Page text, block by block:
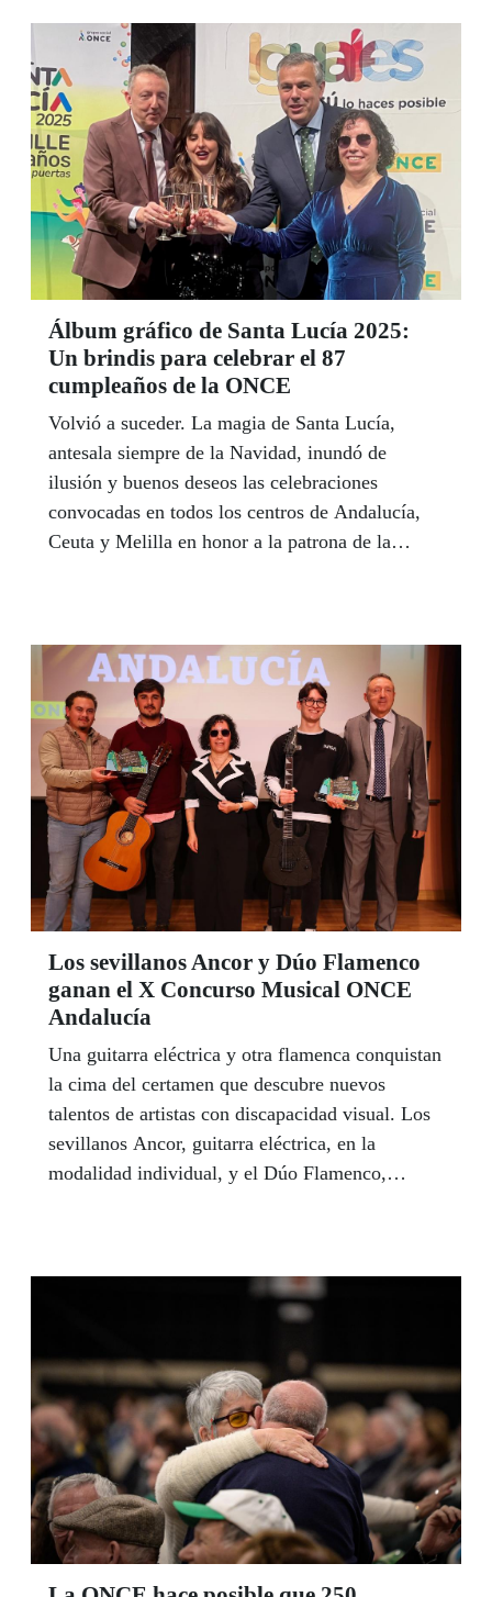
Comunicación Audiovisual y Digital que ha
contado con la opinión de la ONCE y del
CERMI-A. Una barrera menos en el largo
camino de la inclusión.
Álbum gráfico de Santa Lucía 2025:
Un brindis para celebrar el 87
cumpleaños de la ONCE
Volvió a suceder. La magia de Santa Lucía,
antesala siempre de la Navidad, inundó de
ilusión y buenos deseos las celebraciones
convocadas en todos los centros de Andalucía,
Ceuta y Melilla en honor a la patrona de la
en los actos convocados para celebrar el 87
cumpleaños de la Organización. En el acto
central de Sevilla, el delegado de la ONCE en
Andalucía, Ceuta y Melilla, Cristóbal Martínez,
agradeció a los trabajadores, vendedores y
afiliados su entrega en este pasado año y se
mostró orgulloso del balance conseguido en el
último año.
Los sevillanos Ancor y Dúo Flamenco
ganan el X Concurso Musical ONCE
Andalucía
Una guitarra eléctrica y otra flamenca conquistan
la cima del certamen que descubre nuevos
talentos de artistas con discapacidad visual. Los
sevillanos Ancor, guitarra eléctrica, en la
modalidad individual, y el Dúo Flamenco,
el pasado 1 de diciembre ganadores del X
Concurso Musical ONCE Andalucía.